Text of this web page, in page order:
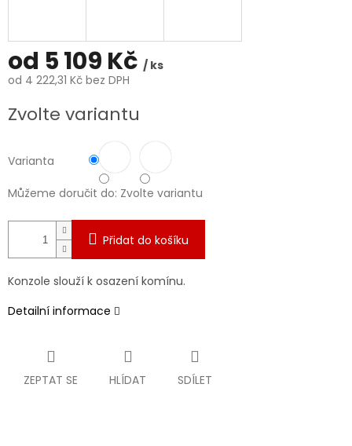
od 5 109 Kč / ks
od 4 222,31 Kč bez DPH
cena:
Zvolte variantu
Varianta
Můžeme doručit do: Zvolte variantu
Přidat do košíku
Konzole slouží k osazení komínu.
Detailní informace
ZEPTAT SE HLÍDAT SDÍLET